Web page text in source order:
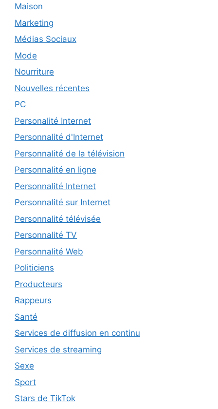
Maison
Marketing
Médias Sociaux
Mode
Nourriture
Nouvelles récentes
PC
Personalité Internet
Personnalité d'Internet
Personnalité de la télévision
Personnalité en ligne
Personnalité Internet
Personnalité sur Internet
Personnalité télévisée
Personnalité TV
Personnalité Web
Politiciens
Producteurs
Rappeurs
Santé
Services de diffusion en continu
Services de streaming
Sexe
Sport
Stars de TikTok